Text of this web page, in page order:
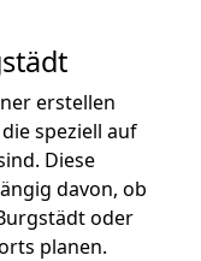
erstellen
speziell auf
Diese
davon, ob
oder
planen.